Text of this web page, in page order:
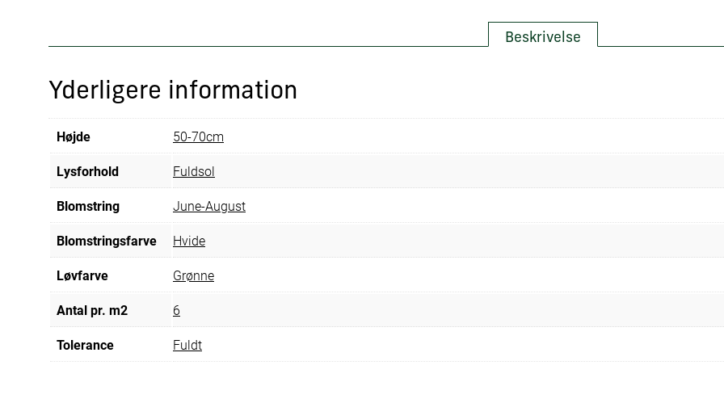
Beskrivelse
Yderligere information
Højde 50-70cm
Lysforhold Fuldsol
Blomstring June-August
Blomstringsfarve Hvide
Løvfarve Grønne
Antal pr. m2 6
Tolerance Fuldt